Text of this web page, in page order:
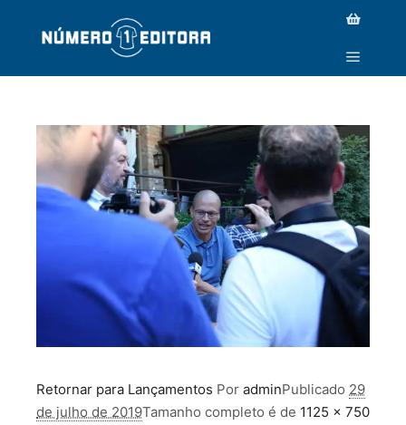
IMG_0662
Retornar para Lançamentos Por adminPublicado 29
de julho de 2019Tamanho completo é de 1125 × 750